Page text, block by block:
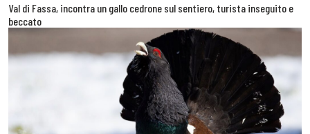
Val di Fassa, incontra un gallo cedrone sul sentiero, turista inseguito e
beccato